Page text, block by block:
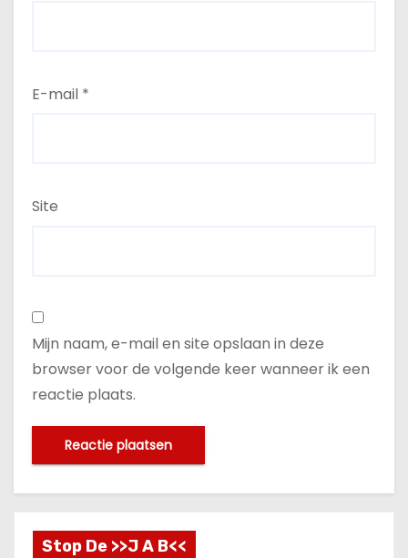
E-mail *
Site
Mijn naam, e-mail en site opslaan in deze
browser voor de volgende keer wanneer ik een
reactie plaats.
Stop De >>J A B<<